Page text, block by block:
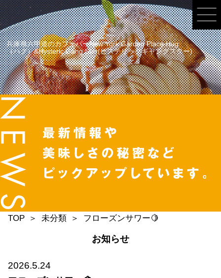
兵庫県六甲道のカフェバーNew York Garden Place Hug
（ハグ）&Hysteric Gang Star(ヒステリックギャングスター)
TOP 未分類 フローズンサワー🍋
お知らせ
2026.5.24